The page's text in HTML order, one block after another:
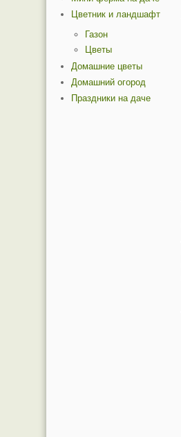
Цветник и ландшафт
Газон
Цветы
Домашние цветы
Домашний огород
Праздники на даче